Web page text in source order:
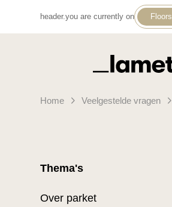
header.you are currently on Floors
Terug naar home
Home Veelgestelde vragen
Thema's
Over parket